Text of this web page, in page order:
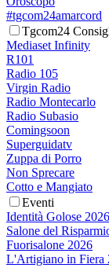
#tgcom24amarcord
Tgcom24
Mediaset Infinity
R101
Radio 105
Virgin Radio
Radio Montecarlo
Radio Subasio
Comingsoon
Superguidatv
Zuppa di Porro
Non Sprecare
Cotto e Mangiato
Eventi
Identità Golose 2026
Salone del
Fuorisalone 2026
L'Artigiano in Fiera